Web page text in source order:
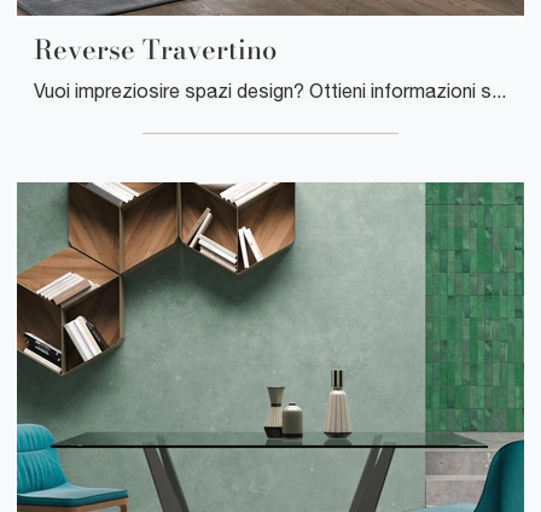
Reverse Travertino
Vuoi impreziosire spazi design? Ottieni informazioni sui tavoli design fissi: il modello da pranzo Reverse Travertino ti attende.